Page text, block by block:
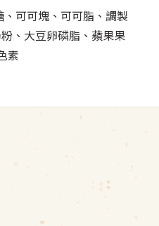
可可塊、可可脂、調製
、大豆卵磷脂、蘋果果
素